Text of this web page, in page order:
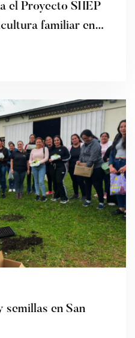
el Proyecto SHEP
familiar en
semillas en San